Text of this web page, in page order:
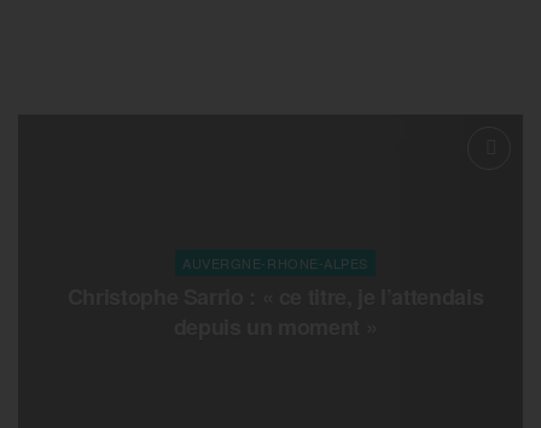
AUVERGNE-RHONE-ALPES